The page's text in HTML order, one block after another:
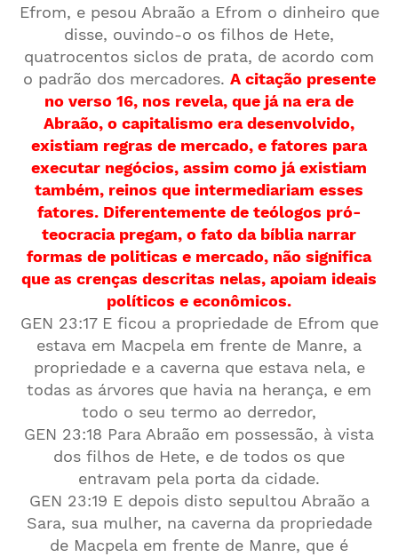
Efrom, e pesou Abraão a Efrom o dinheiro que
disse, ouvindo-o os filhos de Hete,
quatrocentos siclos de prata, de acordo com
o padrão dos mercadores. A citação presente
no verso 16, nos revela, que já na era de
Abraão, o capitalismo era desenvolvido,
existiam regras de mercado, e fatores para
executar negócios, assim como já existiam
também, reinos que intermediariam esses
fatores. Diferentemente de teólogos pró-
teocracia pregam, o fato da bíblia narrar
formas de politicas e mercado, não significa
que as crenças descritas nelas, apoiam ideais
políticos e econômicos.
GEN 23:17 E ficou a propriedade de Efrom que
estava em Macpela em frente de Manre, a
propriedade e a caverna que estava nela, e
todas as árvores que havia na herança, e em
todo o seu termo ao derredor,
GEN 23:18 Para Abraão em possessão, à vista
dos filhos de Hete, e de todos os que
entravam pela porta da cidade.
GEN 23:19 E depois disto sepultou Abraão a
Sara, sua mulher, na caverna da propriedade
de Macpela em frente de Manre, que é